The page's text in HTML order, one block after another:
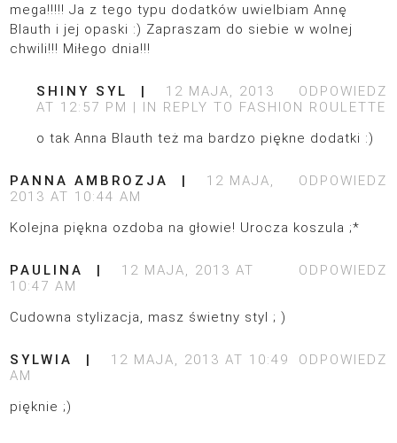
mega!!!!! Ja z tego typu dodatków uwielbiam Annę
Blauth i jej opaski :) Zapraszam do siebie w wolnej
chwili!!! Miłego dnia!!!
ODPOWIEDZ
SHINY SYL
12 MAJA, 2013
AT 12:57 PM
IN REPLY TO FASHION ROULETTE
o tak Anna Blauth też ma bardzo piękne dodatki :)
ODPOWIEDZ
PANNA AMBROZJA
12 MAJA,
2013 AT 10:44 AM
Kolejna piękna ozdoba na głowie! Urocza koszula ;*
ODPOWIEDZ
PAULINA
12 MAJA, 2013 AT
10:47 AM
Cudowna stylizacja, masz świetny styl ; )
ODPOWIEDZ
SYLWIA
12 MAJA, 2013 AT 10:49
AM
pięknie ;)